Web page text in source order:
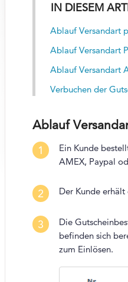
IN DIESEM
Ablauf Versandart
Ablauf Versandart
Ablauf Versandart
Verbuchen der
Ablauf
1
Ein Kunde
AMEX, Paypal
2 Der Kunde
3
Die
befinden sich
zum Einlösen.